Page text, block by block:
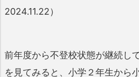
2024.11.22）
前年度から不登校状態が継続し
を見てみると、小学２年生から